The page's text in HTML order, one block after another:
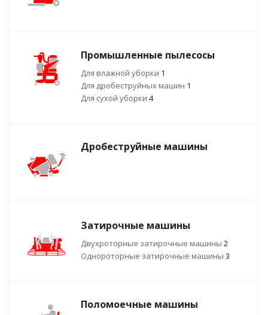
Промышленные пылесосы
Для влажной уборки 1
Для дробеструйных машин 1
Для сухой уборки 4
Дробеструйные машины
Затирочные машины
Двухроторные затирочные машины 2
Однороторные затирочные машины 3
Поломоечные машины